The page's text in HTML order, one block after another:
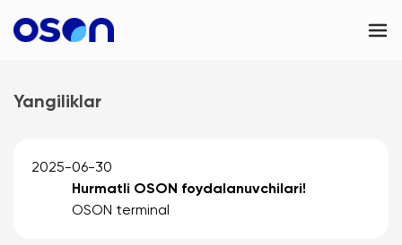
UAE
Yangiliklar
2025-06-30
Hurmatli OSON foydalanuvchilari!
OSON terminal